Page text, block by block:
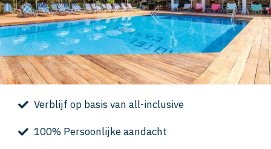
Verblijf op basis van all-inclusive
100% Persoonlijke aandacht